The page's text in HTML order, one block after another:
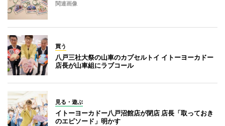
関連画像
買う
八戸三社大祭の山車のカプセルトイ イトーヨーカドー
店長が山車組にラブコール
見る・遊ぶ
イトーヨーカドー八戸沼館店が閉店 店長「取っておき
のエピソード」明かす